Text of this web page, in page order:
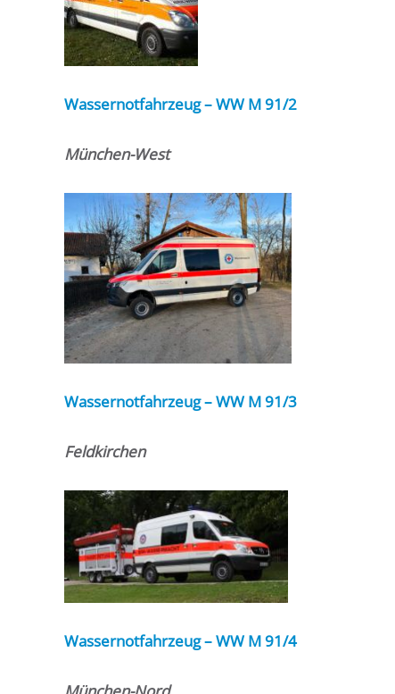
Wassernotfahrzeug – WW M 91/2
München-West
Wassernotfahrzeug – WW M 91/3
Feldkirchen
Wassernotfahrzeug – WW M91/4